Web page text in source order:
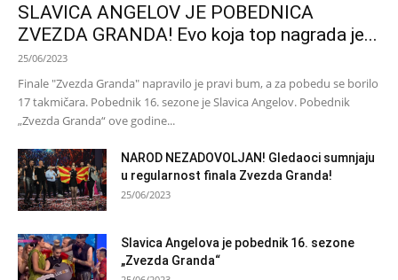
SLAVICA ANGELOV JE POBEDNICA
ZVEZDA GRANDA! Evo koja top nagrada je...
25/06/2023
Finale "Zvezda Granda" napravilo je pravi bum, a za pobedu se borilo
17 takmičara. Pobednik 16. sezone je Slavica Angelov. Pobednik
„Zvezda Granda“ ove godine...
NAROD NEZADOVOLJAN! Gledaoci sumnjaju
u regularnost finala Zvezda Granda!
25/06/2023
Slavica Angelova je pobednik 16. sezone
„Zvezda Granda“